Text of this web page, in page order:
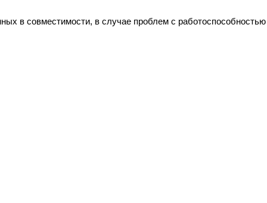
в совместимости, в случае проблем с работоспособностью